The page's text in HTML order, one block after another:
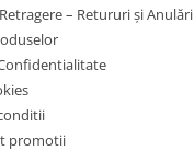
– Retururi și Anulări
promotii